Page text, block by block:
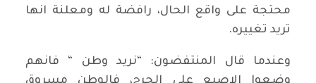
محتجة على واقع الحال، رافضة له ومعلنة انها
تريد تغييره.
وعندما قال المنتفضون: “نريد وطن “ فانهم